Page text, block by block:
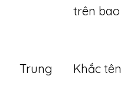
trên
Trung Khắc